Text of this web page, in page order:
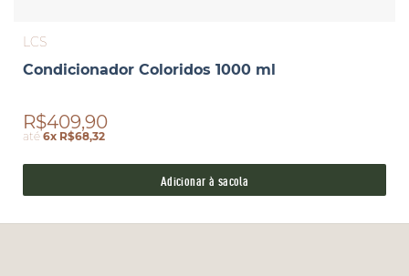
LCS
Condicionador Coloridos 1000 ml
R$409,90
até6x R$68,32
Adicionar à sacola